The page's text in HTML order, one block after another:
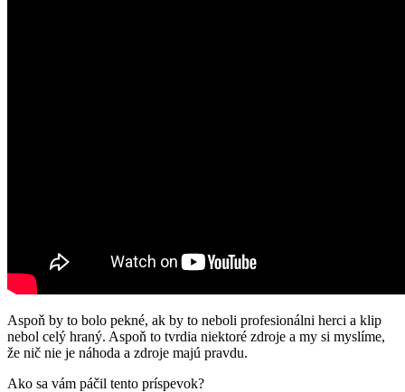
Aspoň by to bolo pekné, ak by to neboli profesionálni herci a klip
nebol celý hraný. Aspoň to tvrdia niektoré zdroje a my si myslíme,
že nič nie je náhoda a zdroje majú pravdu.
Ako sa vám páčil tento príspevok?